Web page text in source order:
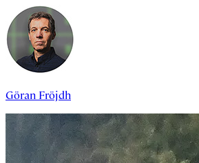
Göran Fröjdh